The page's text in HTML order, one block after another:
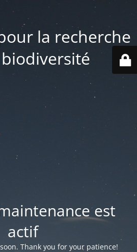
la recherche
est
actif
Thank you for your patience!